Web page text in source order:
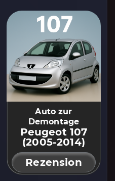
Auto zur
Demontage
Peugeot 107
(2005-2014)
Rezension